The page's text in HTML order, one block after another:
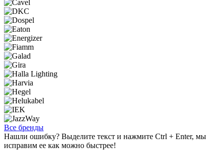
Все бренды
Нашли ошибку? Выделите текст и нажмите Ctrl + Enter, мы
исправим ее как можно быстрее!